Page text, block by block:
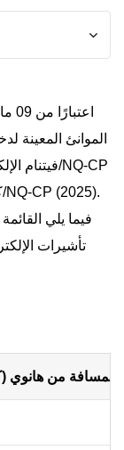
الموانئ المعينة
فيما يلي
تأشيرات
المسافة من هانوي